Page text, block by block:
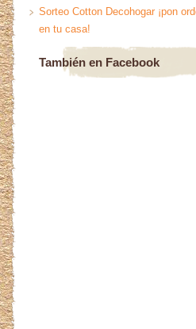
Sorteo Cotton Decohogar ¡pon
en tu casa!
También en Facebook